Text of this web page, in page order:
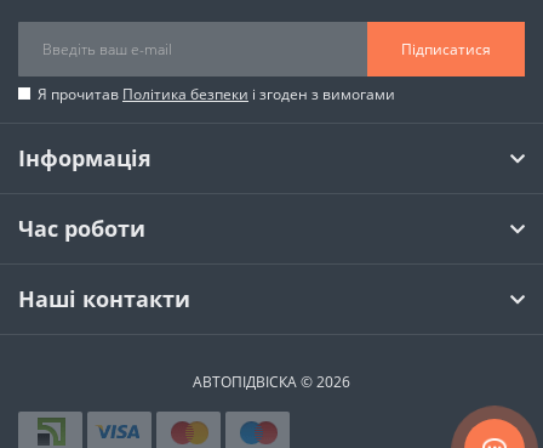
Підписатися
Я прочитав Політика безпеки і згоден з вимогами
Інформація
Час роботи
Наші контакти
АВТОПІДВІСКА © 2026